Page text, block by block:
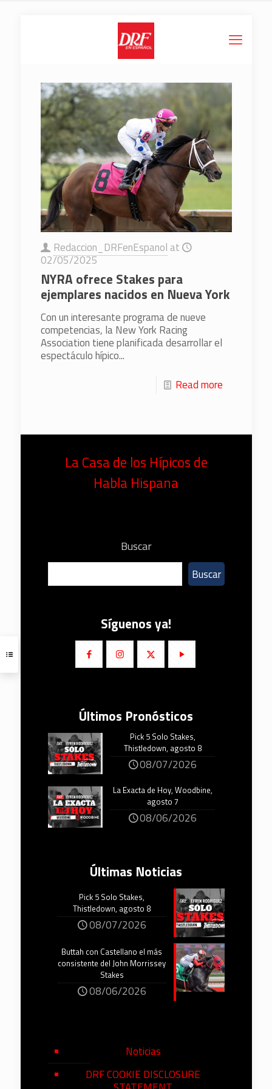
Redaccion_DRFenEspanol at
02/05/2025
NYRA ofrece Stakes para
ejemplares nacidos en Nueva York
Con un interesante programa de nueve
competencias, la New York Racing
Association tiene planificada desarrollar el
espectáculo hípico...
Read more
La Casa de los Hípicos de
Habla Hispana
Buscar
Buscar
Síguenos ya!
Últimos Pronósticos
Pick 5 Solo Stakes,
Thistledown, agosto 8
08/07/2026
La Exacta de Hoy, Woodbine,
agosto 7
08/06/2026
Últimas Noticias
Pick 5 Solo Stakes,
Thistledown, agosto 8
08/07/2026
Buttah con Castellano el más
consistente del John Morrissey
Stakes
08/06/2026
Noticias
DRF COOKIE DISCLOSURE